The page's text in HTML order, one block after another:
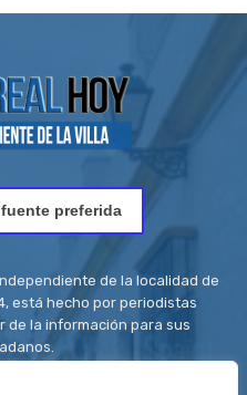
preferida
de la localidad de
está hecho por periodistas
de la información para sus